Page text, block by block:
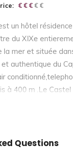
€ € € € €
€ € €
un hôtel
du XIXe
mer et située dans
authentique du
à 400 m .Le
.
Questions